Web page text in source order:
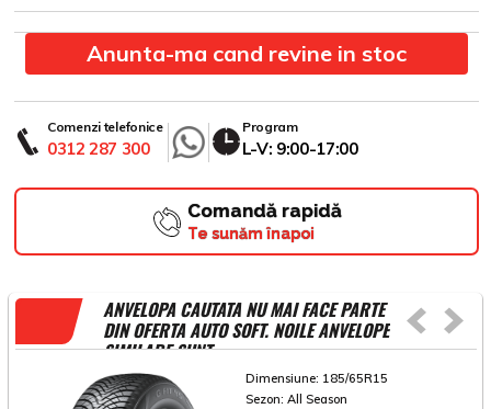
Anunta-ma cand revine in stoc
Comenzi telefonice
0312 287 300
Program
L-V: 9:00-17:00
Comandă rapidă
Te sunăm înapoi
ANVELOPA CAUTATA NU MAI FACE PARTE
DIN OFERTA AUTO SOFT. NOILE ANVELOPE
SIMILARE SUNT
Dimensiune: 185/65R15
Sezon: All Season